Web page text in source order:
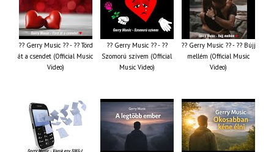
?? Gerry Music ?? - ?? Törd
át a csendet (Official Music
Video)
?? Gerry Music ?? - ??
Szomorú szívem (Official
Music Video)
?? Gerry Music ?? - ?? Bújj
mellém (Official Music
Video)